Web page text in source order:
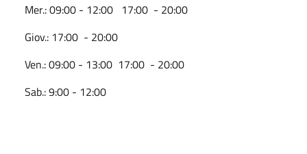
Mer.: 09:00 - 12:00 17:00 - 20:00
Giov.: 17:00 - 20:00
Ven.: 09:00 - 13:00 17:00 - 20:00
Sab.: 9:00 - 12:00